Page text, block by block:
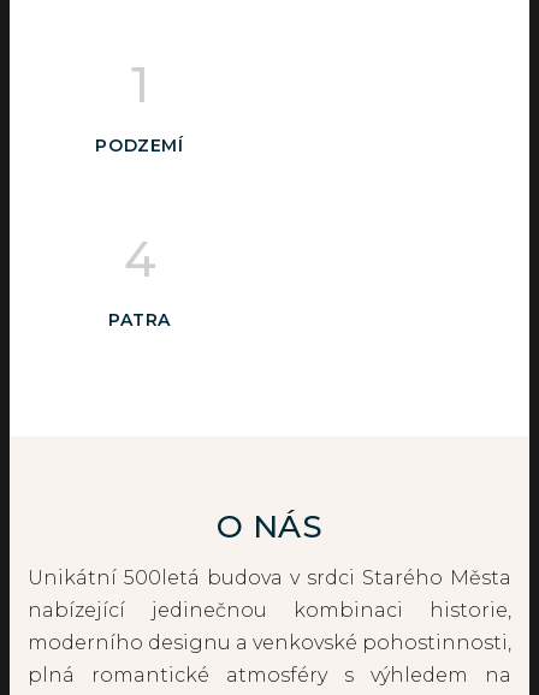
1
PODZEMÍ
4
PATRA
O NÁS
Unikátní 500letá budova v srdci Starého Města
nabízející jedinečnou kombinaci historie,
moderního designu a venkovské pohostinnosti,
plná romantické atmosféry s výhledem na